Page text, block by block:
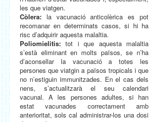
les que viatgen.
Còlera: la vacunació anticolèrica es pot
recomanar en determinats casos, si hi ha
risc d’adquirir aquesta malaltia.
Poliomielitis: tot i que aquesta malaltia
s’està eliminant en molts països, se n’ha
d’aconsellar la vacunació a totes les
persones que viatgin a països tropicals i que
no n’estiguin immunitzades. En el cas dels
nens, s’actualitzarà el seu calendari
vacunal. A les persones adultes, si han
estat vacunades correctament amb
anterioritat, sols cal administrar-los una dosi